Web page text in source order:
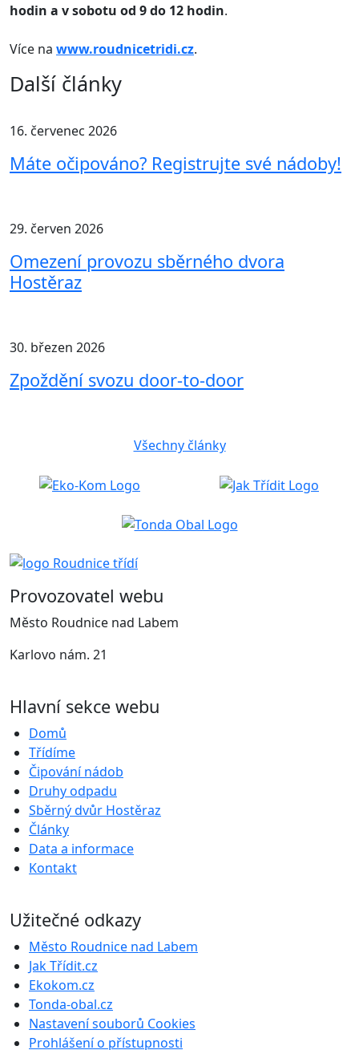
hodin a v sobotu od 9 do 12 hodin.
Více na www.roudnicetridi.cz.
Další články
16. červenec 2026
Máte očipováno? Registrujte své nádoby!
29. červen 2026
Omezení provozu sběrného dvora
Hostěraz
30. březen 2026
Zpoždění svozu door-to-door
Všechny články
Provozovatel webu
Město Roudnice nad Labem
Karlovo nám. 21
Hlavní sekce webu
Domů
Třídíme
Čipování nádob
Druhy odpadu
Sběrný dvůr Hostěraz
Články
Data a informace
Kontakt
Užitečné odkazy
Město Roudnice nad Labem
Jak Třídit.cz
Ekokom.cz
Tonda-obal.cz
Nastavení souborů Cookies
Prohlášení o přístupnosti